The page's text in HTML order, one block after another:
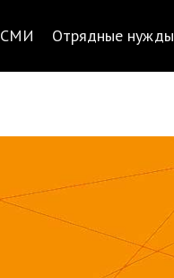
СМИ Отрядные нужды